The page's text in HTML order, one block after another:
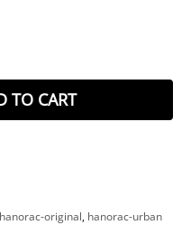
TO CART
hanorac-original, hanorac-urban